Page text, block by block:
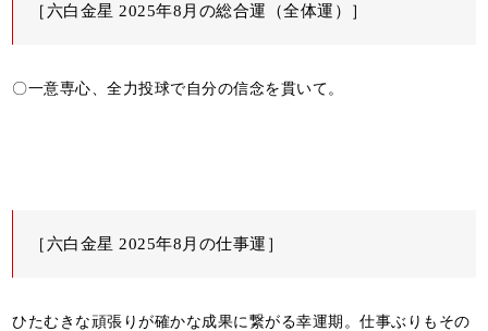
［六白金星 2025年8月の総合運（全体運）］
〇一意専心、全力投球で自分の信念を貫いて。
［六白金星 2025年8月の仕事運］
ひたむきな頑張りが確かな成果に繋がる幸運期。仕事ぶりもその